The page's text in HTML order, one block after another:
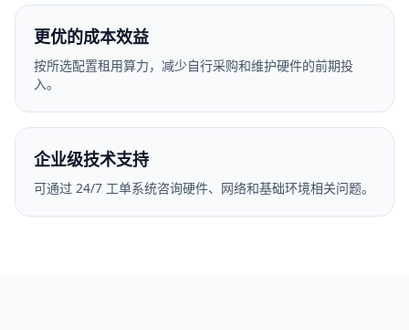
更优的成本效益
按所选配置租用算力，减少自行采购和维护硬件的前期投
入。
企业级技术支持
可通过 24/7 工单系统咨询硬件、网络和基础环境相关问题。